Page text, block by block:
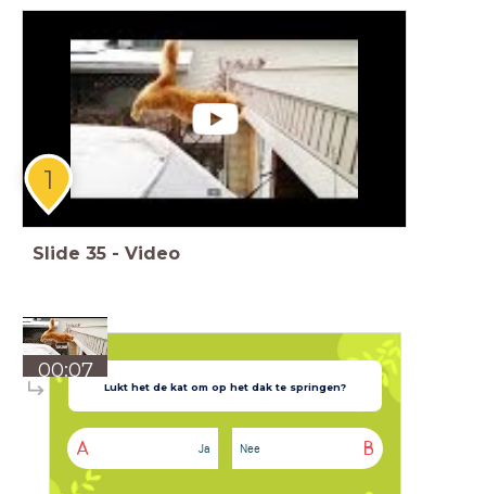
1
Slide 35 - Video
00:07
Lukt het de kat om op het dak te springen?
A Ja B
Nee